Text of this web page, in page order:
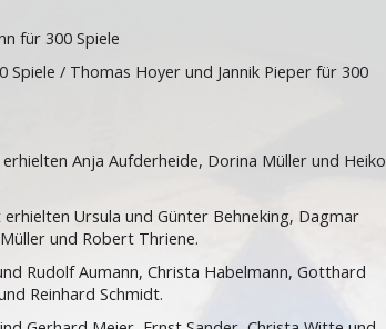
für 300 Spiele
Spiele / Thomas Hoyer und Jannik Pieper für 300
Anja Aufderheide, Dorina Müller und Heiko
Ursula und Günter Behneking, Dagmar
und Robert Thriene.
Rudolf Aumann, Christa Habelmann, Gotthard
Reinhard Schmidt.